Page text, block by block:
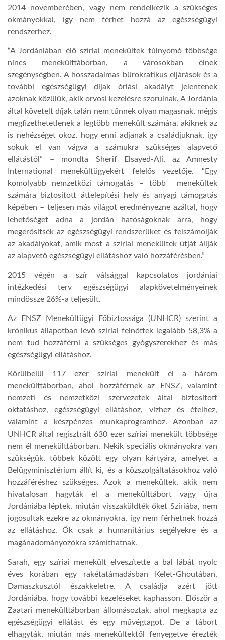
GLOBOBOOK
2014 novemberében, vagy nem rendelkezik a szükséges
okmányokkal, így nem férhet hozzá az egészségügyi
rendszerhez.
“A Jordániában élő szíriai menekültek túlnyomó többsége
nincs menekülttáborban, a városokban élnek
szegénységben. A hosszadalmas bürokratikus eljárások és a
további egészségügyi díjak óriási akadályt jelentenek
azoknak közülük, akik orvosi kezelésre szorulnak. A Jordánia
által követelt díjak talán nem tűnnek olyan magasnak, mégis
megfizethetetlenek a legtöbb menekült számára, akiknek az
is nehézséget okoz, hogy enni adjanak a családjuknak, így
sokuk el van vágva a számukra szükséges alapvető
ellátástól” – mondta Sherif Elsayed-Ali, az Amnesty
International menekültügyekért felelős vezetője. “Egy
komolyabb nemzetközi támogatás – több menekültek
számára biztosított áttelepítési hely és anyagi támogatás
képében – teljesen más világot eredményezne azáltal, hogy
lehetőséget adna a jordán hatóságoknak arra, hogy
megerősítsék az egészségügyi rendszerüket és felszámolják
az akadályokat, amik most a szíriai menekültek útját állják
az alapvető egészségügyi ellátáshoz való hozzáférésben.”
2015 végén a szír válsággal kapcsolatos jordániai
intézkedési terv egészségügyi alapkövetelményeinek
mindössze 26%-a teljesült.
Az ENSZ Menekültügyi Főbiztossága (UNHCR) szerint a
krónikus állapotban lévő szíriai felnőttek legalább 58,3%-a
nem tud hozzáférni a szükséges gyógyszerekhez és más
egészségügyi ellátáshoz.
Körülbelül 117 ezer szíriai menekült él a három
menekülttáborban, ahol hozzáférnek az ENSZ, valamint
nemzeti és nemzetközi szervezetek által biztosított
oktatáshoz, egészségügyi ellátáshoz, vízhez és ételhez,
valamint a készpénzes munkaprogramhoz. Azonban az
UNHCR által regisztrált 630 ezer szíriai menekült többsége
nem él menekülttáborban. Nekik speciális okmányokra van
szükségük, többek között egy olyan kártyára, amelyet a
Belügyminisztérium állít ki, és a közszolgáltatásokhoz való
hozzáféréshez szükséges. Azok a menekültek, akik nem
hivatalosan hagyták el a menekülttábort vagy újra
Jordániába léptek, miután visszaküldték őket Szíriába, nem
jogosultak ezekre az okmányokra, így nem férhetnek hozzá
az ellátáshoz. Ők csak a humanitárius segélyekre és a
magánadományozókra számíthatnak.
Sarah, egy szíriai menekült elveszítette a bal lábát nyolc
éves korában egy rakétatámadásban Kelet-Ghoutában,
Damaszkusztól északkeletre. A családja azért jött
Jordániába, hogy további kezeléseket kaphasson. Először a
Zaatari menekülttáborban állomásoztak, ahol megkapta az
egészségügyi ellátást és egy művégtagot. De a tábort
elhagyták, miután más menekültektől fenyegetve érezték